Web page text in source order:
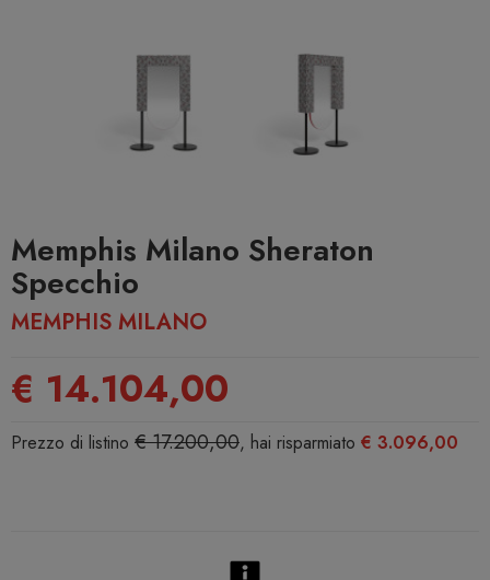
Memphis Milano Sheraton
Specchio
MEMPHIS MILANO
€ 14.104,00
Prezzo di listino € 17.200,00, hai risparmiato € 3.096,00